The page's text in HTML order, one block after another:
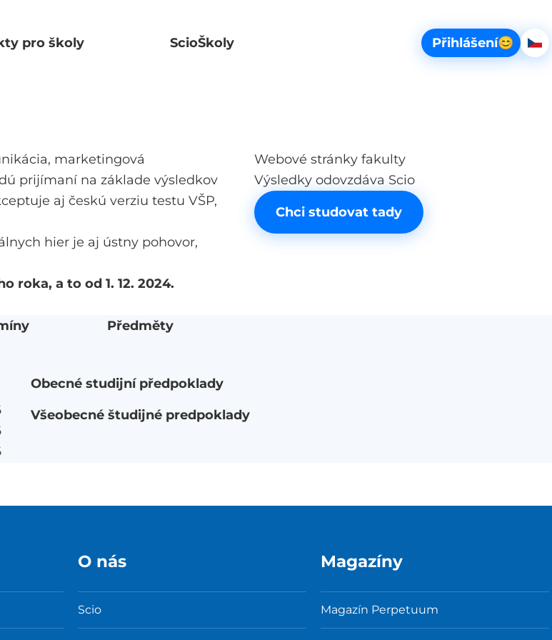
scio_web.span_sr-only.basket
pro školy ScioŠkoly Přihlášení😊
marketingová
prijímaní na základe výsledkov
aj českú verziu testu VŠP,
hier je aj ústny pohovor,
roka, a to od 1. 12. 2024.
Webové stránky fakulty
Výsledky odovzdáva Scio
Chci studovat tady
Předměty
Obecné studijní předpoklady
Všeobecné študijné predpoklady
O nás
Scio
Magazíny
Magazín Perpetuum